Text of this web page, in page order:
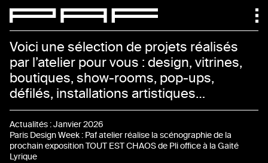
Paf atelier
Voici une sélection de projets réalisés
par l’atelier pour vous : design, vitrines,
boutiques, show-rooms, pop-ups,
défilés, installations artistiques…
Actualités:Janvier 2026
Paris Design Week : Paf atelier réalise la scénographie de la
prochain exposition TOUT EST CHAOS de Pli office à la Gaité
Lyrique